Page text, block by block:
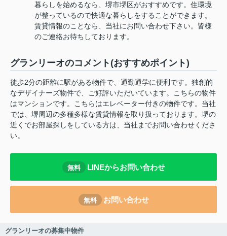
暮らしを始めるなら、堺市堺区がおすすめです。住環境
が整っているので快適な暮らしをすることができます。
賃貸情報のことなら、当社にお問い合わせ下さい。皆様
のご連絡お待ちしております。
グランリーオのコメント(おすすめポイント)
徒歩2分の距離に駅がある物件で、通勤通学に便利です。独創的
なデザイナーズ物件で、ご好評いただいています。こちらの物件
はマンションです。こちらはエレベーター付きの物件です。当社
では、堺周辺の多種多様な賃貸情報を取り扱っております。堺の
近くでお部屋探しをしている方は、当社までお問い合わせくださ
い。
無料 LINEからお問い合わせ
無料 お問い合わせ
グランリーオの募集中物件